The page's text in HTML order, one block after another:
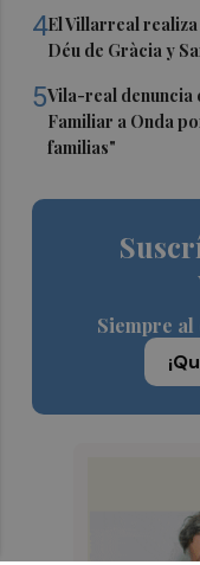
4El Villarreal
Déu de Gràcia y
5Vila-real denuncia
Familiar a Onda
familias"
Siempre